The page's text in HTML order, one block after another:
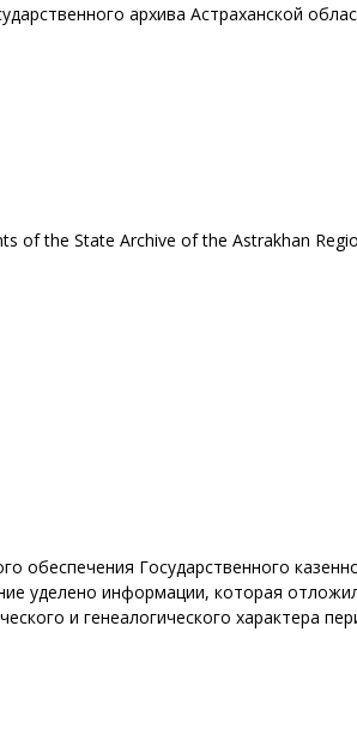
архива Астраханской
of the State Archive of the Astrakhan
Государственного
уделено информации, которая
и генеалогического характера